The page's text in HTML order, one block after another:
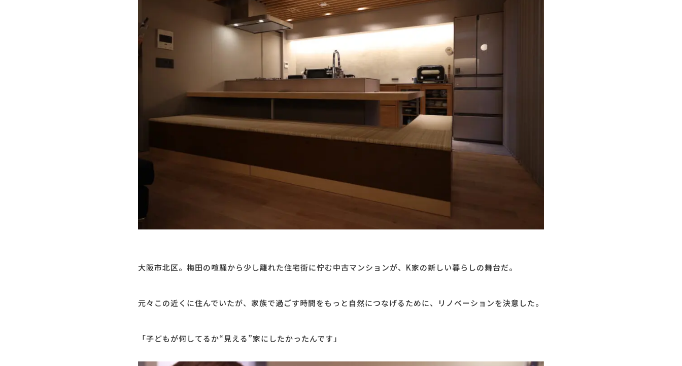
大阪市北区。梅田の喧騒から少し離れた住宅街に佇む中古マンションが、K家の新しい暮らしの舞台だ。
元々この近くに住んでいたが、家族で過ごす時間をもっと自然につなげるために、リノベーションを決意した。
「子どもが何してるか“見える”家にしたかったんです」